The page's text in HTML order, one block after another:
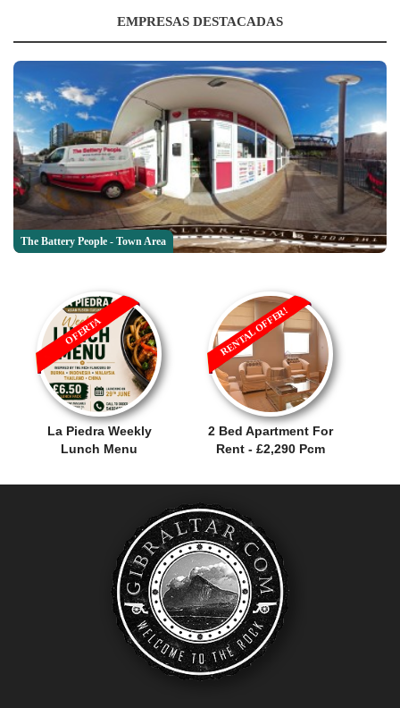
EMPRESAS DESTACADAS
The Battery People - Town Area
La Piedra Weekly
Lunch Menu
OFERTA
2 Bed Apartment For
Rent - £2,290 Pcm
RENTAL OFFER!